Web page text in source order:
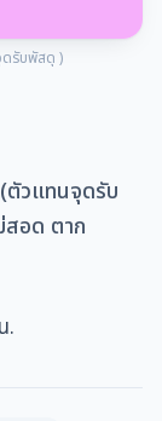
รับพัสดุ )
วแทนจุดรับ
อด ตาก
.